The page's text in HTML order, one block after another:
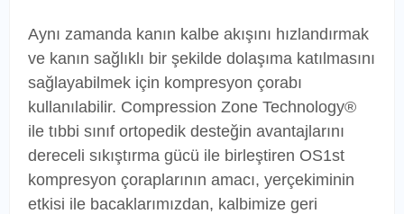
Aynı zamanda kanın kalbe akışını hızlandırmak
ve kanın sağlıklı bir şekilde dolaşıma katılmasını
sağlayabilmek için kompresyon çorabı
kullanılabilir. Compression Zone Technology®
ile tıbbi sınıf ortopedik desteğin avantajlarını
dereceli sıkıştırma gücü ile birleştiren OS1st
kompresyon çoraplarının amacı, yerçekiminin
etkisi ile bacaklarımızdan, kalbimize geri